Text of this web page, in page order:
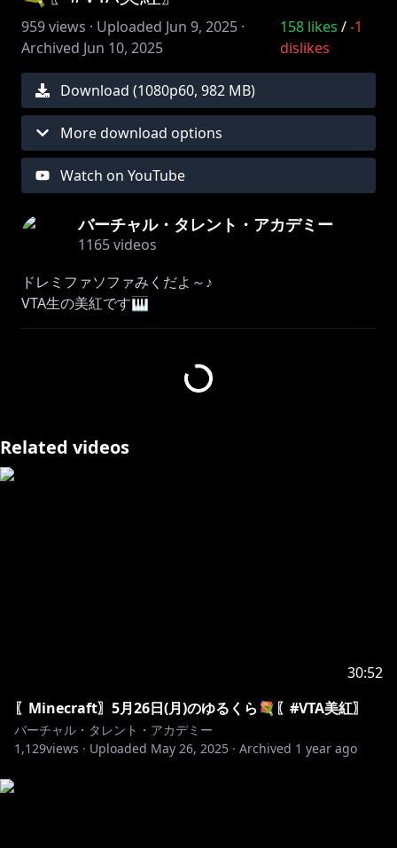
959views · Uploaded Jun 9, 2025 ·
Archived Jun 10, 2025
158 likes / -1
dislikes
Download (1080p60, 982 MB)
More download options
Watch on YouTube
バーチャル・タレント・アカデミー
1165videos
ドレミファソファみくだよ～♪
VTA生の美紅です🎹
その名も「ゆるり、午後のみくらふと」🌲
をお届けします💐
https://forms.gle/mDevEDdaekJNL51w6
Related videos
30:52
〖Minecraft〗5月26日(月)のゆるくら💐〖#VTA美紅〗
バーチャル・タレント・アカデミー
1,129views · Uploaded May 26, 2025 · Archived 1 year ago